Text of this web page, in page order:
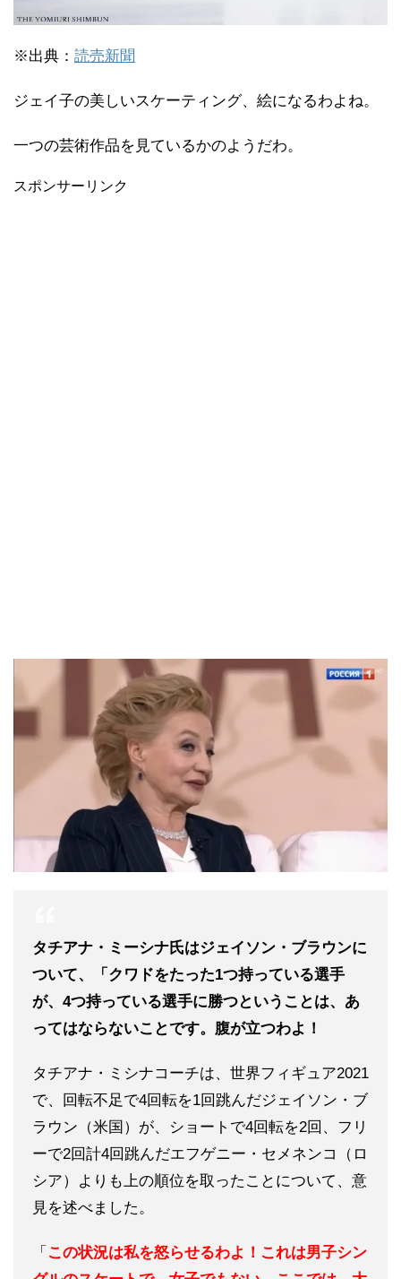
※出典： 読売新聞
ジェイ子の美しいスケーティング、絵になるわよね。
一つの芸術作品を見ているかのようだわ。
スポンサーリンク
タチアナ・ミーシナ氏はジェイソン・ブラウンに
ついて、「クワドをたった1つ持っている選手
が、4つ持っている選手に勝つということは、あ
ってはならないことです。腹が立つわよ！
タチアナ・ミシナコーチは、世界フィギュア2021
で、回転不足で4回転を1回跳んだジェイソン・ブ
ラウン（米国）が、ショートで4回転を2回、フリ
ーで2回計4回跳んだエフゲニー・セメネンコ（ロ
シア）よりも上の順位を取ったことについて、意
見を述べました。
「 この状況は私を怒らせるわよ！これは男子シン